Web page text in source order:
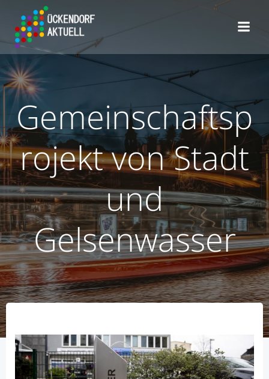
Gemeinschaftsp
rojekt von Stadt
und
Gelsenwasser